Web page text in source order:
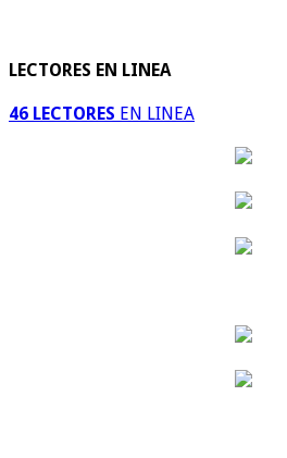
LECTORES EN LINEA
46 LECTORES EN LINEA